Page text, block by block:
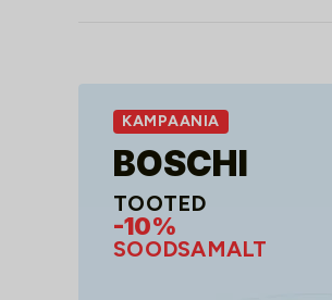
KAMPAANIA
BOSCHI
TOOTED
-10%
SOODSAMALT